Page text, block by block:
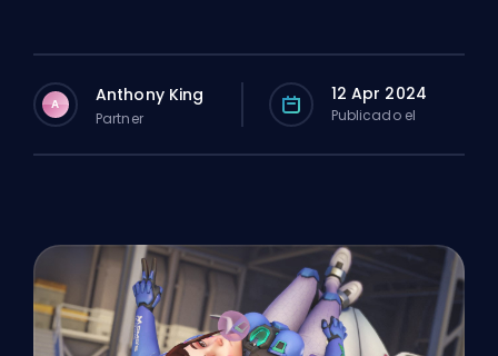
A Anthony King
Partner
12 Apr 2024
Publicado el